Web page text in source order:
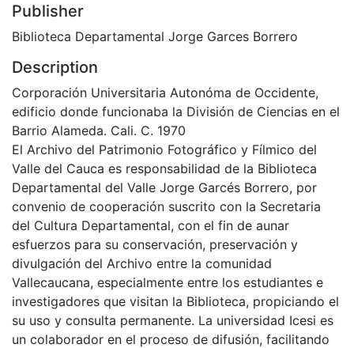
Publisher
Biblioteca Departamental Jorge Garces Borrero
Description
Corporación Universitaria Autonóma de Occidente,
edificio donde funcionaba la División de Ciencias en el
Barrio Alameda. Cali. C. 1970
El Archivo del Patrimonio Fotográfico y Fílmico del
Valle del Cauca es responsabilidad de la Biblioteca
Departamental del Valle Jorge Garcés Borrero, por
convenio de cooperación suscrito con la Secretaria
del Cultura Departamental, con el fin de aunar
esfuerzos para su conservación, preservación y
divulgación del Archivo entre la comunidad
Vallecaucana, especialmente entre los estudiantes e
investigadores que visitan la Biblioteca, propiciando el
su uso y consulta permanente. La universidad Icesi es
un colaborador en el proceso de difusión, facilitando